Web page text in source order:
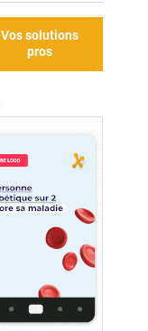
Vos solutions
pros